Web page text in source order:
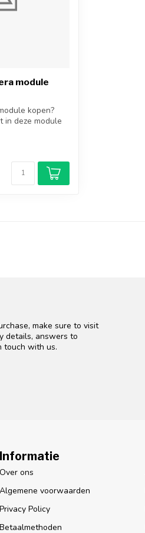
module
kopen?
in deze module
make sure to visit
details, answers to
touch with us.
Informatie
Over ons
Algemene voorwaarden
Privacy Policy
Betaalmethoden